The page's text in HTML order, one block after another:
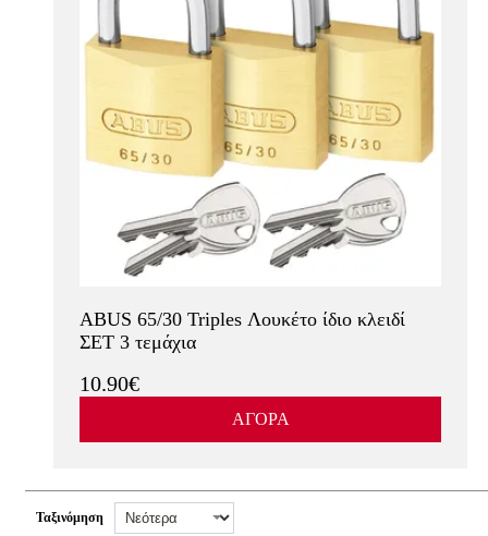
ABUS 65/30 Triples Λουκέτο ίδιο κλειδί
ΣΕΤ 3 τεμάχια
10.90€
ΑΓΟΡΑ
Ταξινόμηση